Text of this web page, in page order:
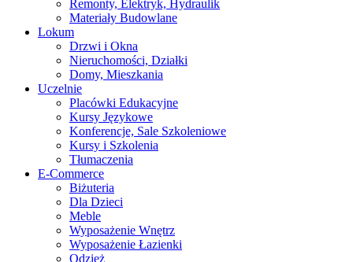
Remonty, Elektryk, Hydraulik
Materiały Budowlane
Lokum
Drzwi i Okna
Nieruchomości, Działki
Domy, Mieszkania
Uczelnie
Placówki Edukacyjne
Kursy Językowe
Konferencje, Sale Szkoleniowe
Kursy i Szkolenia
Tłumaczenia
E-Commerce
Biżuteria
Dla Dzieci
Meble
Wyposażenie Wnętrz
Wyposażenie Łazienki
Odzież